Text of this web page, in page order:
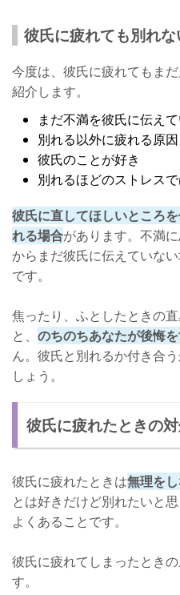
彼氏に疲れても別れ
今度は、彼氏に疲れてもま
紹介します。
まだ不満を彼氏に伝え
別れる以外に疲れる原
彼氏のことが好き
別れるほどのストレス
彼氏に直してほしいところ
れる場合があります。不満
からまだ彼氏に伝えていな
です。
焦ったり、ふとしたときの
と、 のちのちあなたが後悔
ん。彼氏と別れるか付き合
しょう。
彼氏に疲れたときの
彼氏に疲れたときは無理を
とは好きだけど別れたいと
よくあることです。
彼氏に疲れてしまったとき
す。